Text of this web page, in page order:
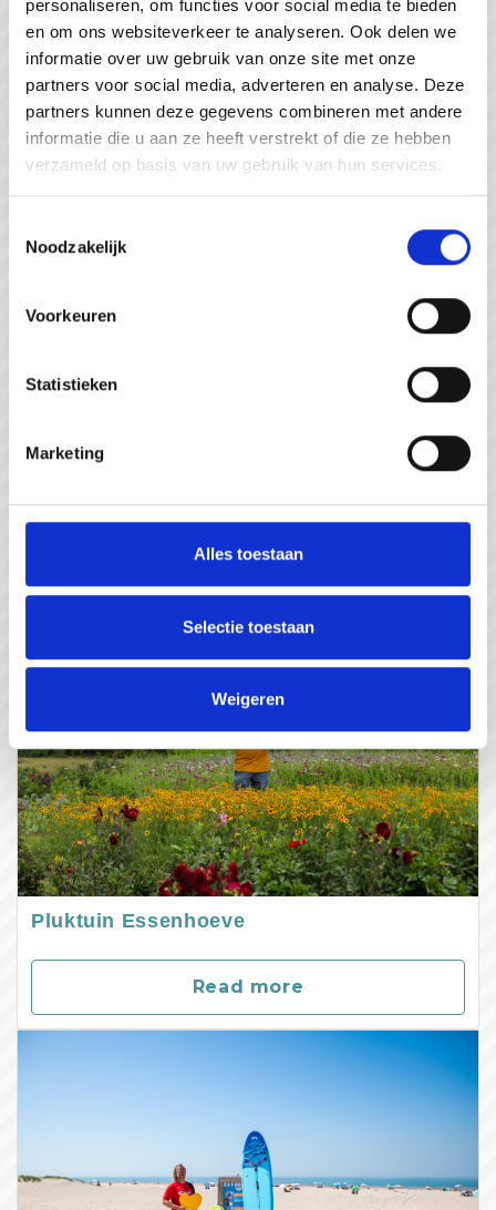
personaliseren, om functies voor social media te bieden
en om ons websiteverkeer te analyseren. Ook delen we
informatie over uw gebruik van onze site met onze
partners voor social media, adverteren en analyse. Deze
partners kunnen deze gegevens combineren met andere
informatie die u aan ze heeft verstrekt of die ze hebben
verzameld op basis van uw gebruik van hun services.
Noodzakelijk
Voorkeuren
Statistieken
Marketing
Alles toestaan
Selectie toestaan
Weigeren
#WeZienJeHierGraag
Strandpaviljoen de Piraat Cadzand
Read more
Pluktuin Essenhoeve
Read more